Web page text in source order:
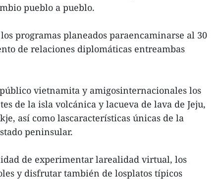
pueblo a pueblo.
programas planeados paraencaminarse al 30
de relaciones diplomáticas entreambas
vietnamita y amigosinternacionales los
de la isla volcánica y lacueva de lava de Jeju,
así como lascaracterísticas únicas de la
peninsular.
de experimentar larealidad virtual, los
y disfrutar también de losplatos típicos